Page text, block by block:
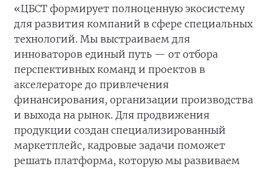
«ЦБСТ формирует полноценную экосистему
для развития компаний в сфере специальных
технологий. Мы выстраиваем для
инноваторов единый путь — от отбора
перспективных команд и проектов в
акселераторе до привлечения
финансирования, организации производства
и выхода на рынок. Для продвижения
продукции создан специализированный
маркетплейс, кадровые задачи поможет
решать платформа, которую мы развиваем